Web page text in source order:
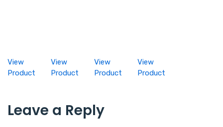
View
Product
View
Product
View
Product
View
Product
Leave a Reply